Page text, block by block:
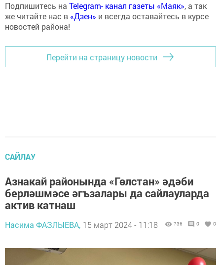
Подпишитесь на Telegram- канал газеты «Маяк», а так
же читайте нас в «Дзен» и всегда оставайтесь в курсе
новостей района!
Перейти на страницу новости
САЙЛАУ
Азнакай районында «Гөлстан» әдәби
берләшмәсе әгъзалары да сайлауларда
актив катнаш
Насима ФАЗЛЫЕВА, 15 март 2024 - 11:18 736 0 0